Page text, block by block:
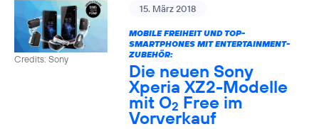
Credits: Sony
15. März 2018
MOBILE FREIHEIT UND TOP-
SMARTPHONES MIT ENTERTAINMENT-
ZUBEHÖR:
Die neuen Sony
Xperia XZ2-Modelle
mit O2 Free im
Vorverkauf